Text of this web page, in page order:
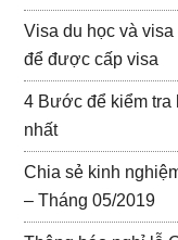
Visa du học và
để được cấp visa
4 Bước để kiểm tra
nhất
Chia sẻ kinh
– Tháng 05/2019